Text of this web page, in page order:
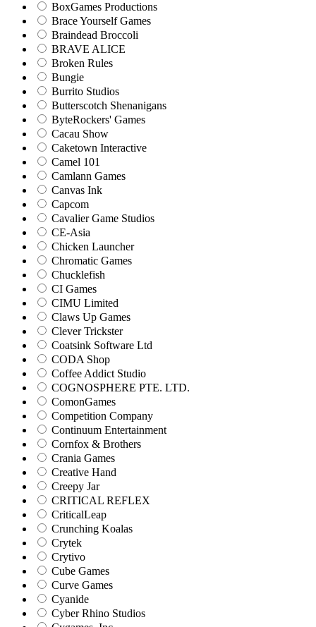
BoxGames Productions
Brace Yourself Games
Braindead Broccoli
BRAVE ALICE
Broken Rules
Bungie
Burrito Studios
Butterscotch Shenanigans
ByteRockers' Games
Cacau Show
Caketown Interactive
Camel 101
Camlann Games
Canvas Ink
Capcom
Cavalier Game Studios
CE-Asia
Chicken Launcher
Chromatic Games
Chucklefish
CI Games
CIMU Limited
Claws Up Games
Clever Trickster
Coatsink Software Ltd
CODA Shop
Coffee Addict Studio
COGNOSPHERE PTE. LTD.
ComonGames
Competition Company
Continuum Entertainment
Cornfox & Brothers
Crania Games
Creative Hand
Creepy Jar
CRITICAL REFLEX
CriticalLeap
Crunching Koalas
Crytek
Crytivo
Cube Games
Curve Games
Cyanide
Cyber Rhino Studios